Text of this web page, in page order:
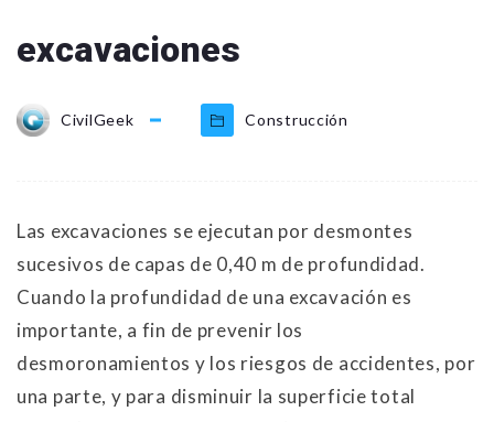
excavaciones
CivilGeek Construcción
Las excavaciones se ejecutan por desmontes
sucesivos de capas de 0,40 m de profundidad.
Cuando la profundidad de una excavación es
importante, a fin de prevenir los
desmoronamientos y los riesgos de accidentes, por
una parte, y para disminuir la superficie total